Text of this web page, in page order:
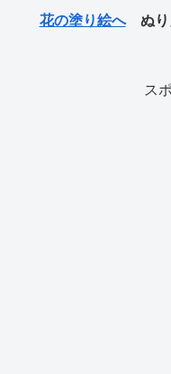
花の塗り絵へぬり
ス